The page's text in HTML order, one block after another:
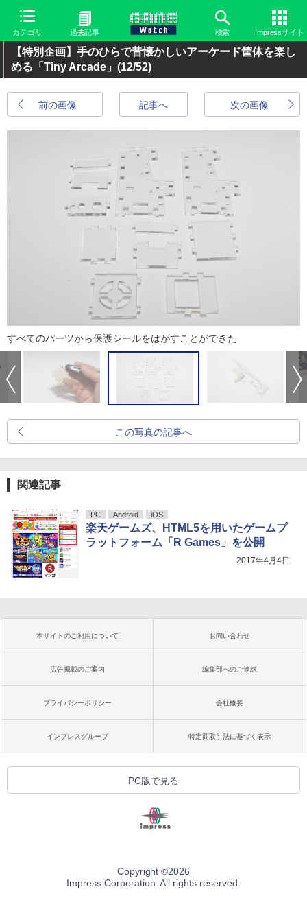
カテゴリ 過去記事 検索 Impressサイト
【特別企画】手のひらで昔懐かしいアーケード筐体を楽し
める「Tiny Arcade」 (12/52)
前の画像 次の画像
記事へ
すべてのパーツから保護シールをはがすことができた
この写真の記事へ
関連記事
PC Android iOS
楽天ゲームズ、HTML5を用いたゲームプ
ラットフォーム「R Games」を公開
2017年4月4日
本サイトのご利用について お問い合わせ
広告掲載のご案内 編集部へのご連絡
プライバシーポリシー 会社概要
インプレスグループ 特定商取引法に基づく表示
PC版で見る
Copyright ©2026
Impress Corporation. All rights reserved.